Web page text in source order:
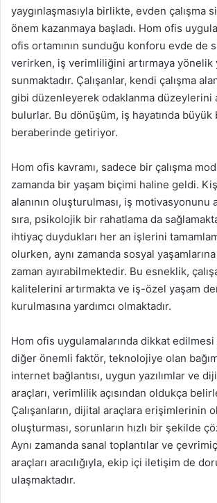
yaygınlaşmasıyla birlikte, evden çalışma
önem kazanmaya başladı. Hom ofis
ofis ortamının sunduğu konforu evde de
verirken, iş verimliliğini artırmaya
sunmaktadır. Çalışanlar, kendi çalışma
gibi düzenleyerek odaklanma düzeylerini
bulurlar. Bu dönüşüm, iş hayatında
beraberinde getiriyor.
Hom ofis kavramı, sadece bir çalışma
zamanda bir yaşam biçimi haline geldi.
alanının oluşturulması, iş motivasyonunu
sıra, psikolojik bir rahatlama da
ihtiyaç duydukları her an işlerini
olurken, aynı zamanda sosyal
zaman ayırabilmektedir. Bu esneklik,
kalitelerini artırmakta ve iş-özel yaşam
kurulmasına yardımcı olmaktadır.
Hom ofis uygulamalarında dikkat
diğer önemli faktör, teknolojiye olan
internet bağlantısı, uygun yazılımlar ve
araçları, verimlilik açısından oldukça
Çalışanların, dijital araçlara erişimlerinin
oluşturması, sorunların hızlı bir şekilde
Aynı zamanda sanal toplantılar ve
araçları aracılığıyla, ekip içi iletişim de
ulaşmaktadır.